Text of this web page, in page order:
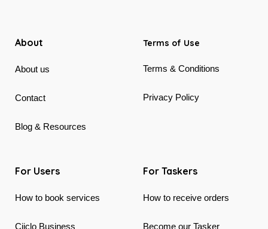
About
About us
Contact
Blog & Resources
Terms of Use
Terms & Conditions
Privacy Policy
For Users
How to book services
Ciiclo Business
For Taskers
How to receive orders
Become our Tasker